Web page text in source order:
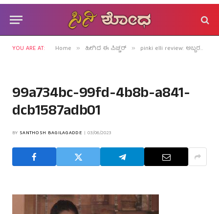
YOU ARE AT: Home » ಹೀಗಿದೆ ಈ ಪಿಚ್ಚರ್ » pinki elli review: ಅಬ್ಬರವಿಲ್ಲದೆ ಆದ್ರ್ರಗೊಳಿಸುವ ಅಪರೂಪದ ಚಿತ್ರ!
99a734bc-99fd-4b8b-a841-
dcb1587adb01
BY SANTHOSH BAGILAGADDE 03/06/2023